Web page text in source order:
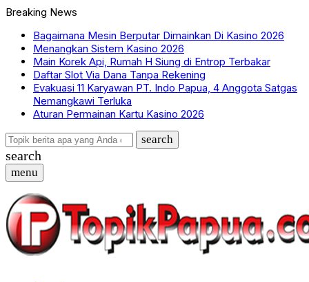
Breaking News
Bagaimana Mesin Berputar Dimainkan Di Kasino 2026
Menangkan Sistem Kasino 2026
Main Korek Api, Rumah H Siung di Entrop Terbakar
Daftar Slot Via Dana Tanpa Rekening
Evakuasi 11 Karyawan PT. Indo Papua, 4 Anggota Satgas
Nemangkawi Terluka
Aturan Permainan Kartu Kasino 2026
search
search
menu